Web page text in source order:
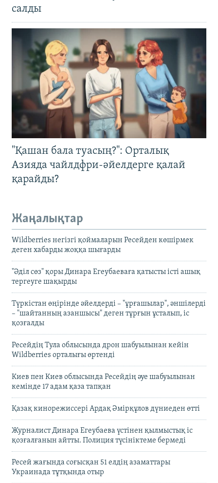
салды
"Қашан бала туасың?": Орталық
Азияда чайлдфри-әйелдерге қалай
қарайды?
Жаңалықтар
Wildberries негізгі қоймаларын Ресейден көшірмек
деген хабарды жоққа шығарды
"Әділ сөз" қоры Динара Егеубаеваға қатысты істі ашық
тергеуге шақырды
Түркістан өңірінде әйелдерді – "ұрғашылар", әншілерді
– "шайтанның азаншысы" деген тұрғын ұсталып, іс
қозғалды
Ресейдің Тула облысында дрон шабуылынан кейін
Wildberries орталығы өртенді
Киев пен Киев облысында Ресейдің әуе шабуылынан
кемінде 17 адам қаза тапқан
Қазақ кинорежиссері Ардақ Әмірқұлов дүниеден өтті
Журналист Динара Егеубаева үстінен қылмыстық іс
қозғалғанын айтты. Полиция түсініктеме бермеді
Ресей жағында соғысқан 51 елдің азаматтары
Украинада тұтқында отыр